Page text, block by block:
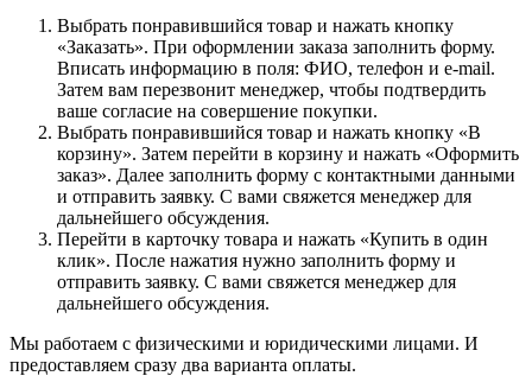
Выбрать понравившийся товар и нажать кнопку
«Заказать». При оформлении заказа заполнить форму.
Вписать информацию в поля: ФИО, телефон и e-mail.
Затем вам перезвонит менеджер, чтобы подтвердить
ваше согласие на совершение покупки.
Выбрать понравившийся товар и нажать кнопку «В
корзину». Затем перейти в корзину и нажать «Оформить
заказ». Далее заполнить форму с контактными данными
и отправить заявку. С вами свяжется менеджер для
дальнейшего обсуждения.
Перейти в карточку товара и нажать «Купить в один
клик». После нажатия нужно заполнить форму и
отправить заявку. С вами свяжется менеджер для
дальнейшего обсуждения.
Мы работаем с физическими и юридическими лицами. И
предоставляем сразу два варианта оплаты.